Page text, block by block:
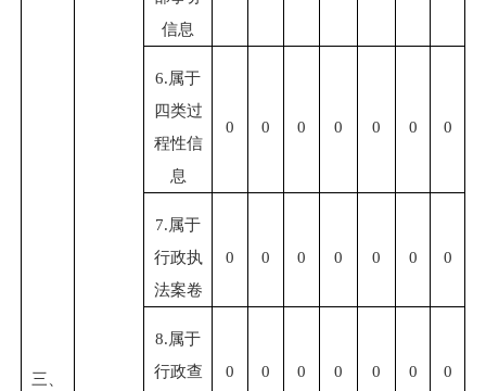
三、
信息
6.属于
四类过
程性信
息
0 0 0 0 0 0 0
7.属于
行政执
法案卷
0 0 0 0 0 0 0
8.属于
行政查
0 0 0 0 0 0 0